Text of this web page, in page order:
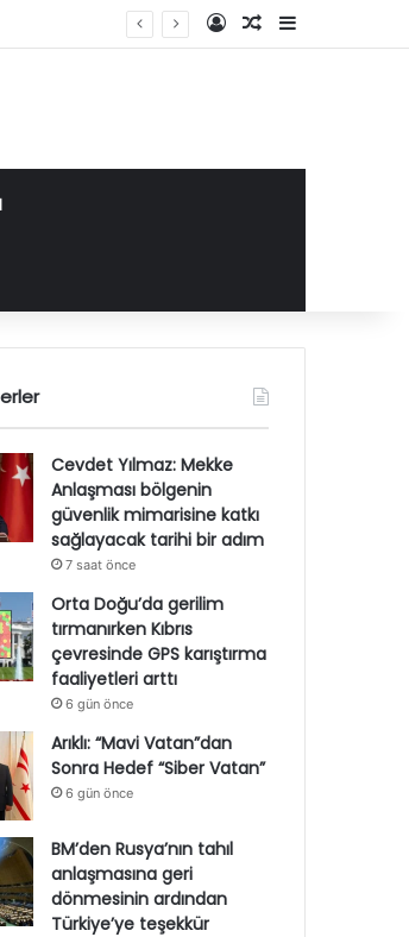
Kayıt OlRastgele Makale
Kenar
Cevdet Yılmaz: Mekke
Anlaşması bölgenin
güvenlik mimarisine katkı
sağlayacak tarihi bir adım
7 saat önce
Orta Doğu’da gerilim
tırmanırken Kıbrıs
çevresinde GPS karıştırma
faaliyetleri arttı
6 gün önce
Arıklı: “Mavi Vatan”dan
Sonra Hedef “Siber Vatan”
6 gün önce
BM’den Rusya’nın tahıl
anlaşmasına geri
dönmesinin ardından
Türkiye’ye teşekkür